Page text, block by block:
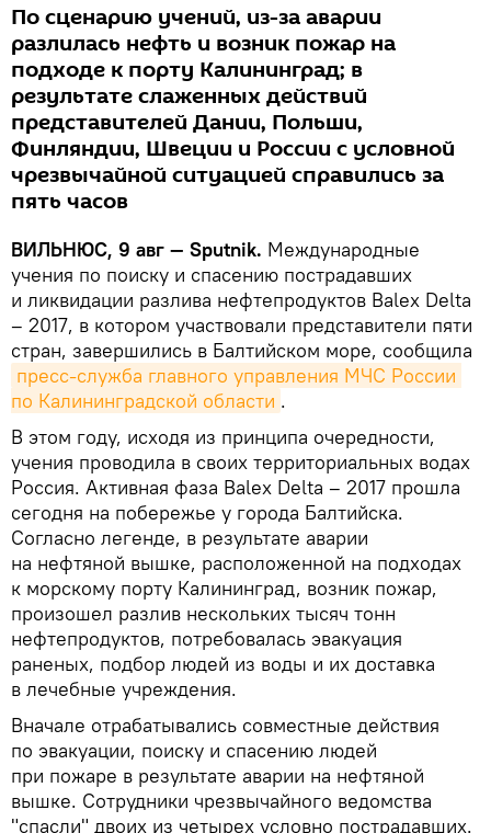
По сценарию учений, из-за аварии
разлилась нефть и возник пожар на
подходе к порту Калининград; в
результате слаженных действий
представителей Дании, Польши,
Финляндии, Швеции и России с условной
чрезвычайной ситуацией справились за
пять часов
ВИЛЬНЮС, 9 авг — Sputnik. Международные
учения по поиску и спасению пострадавших
и ликвидации разлива нефтепродуктов Balex Delta
– 2017, в котором участвовали представители пяти
стран, завершились в Балтийском море, сообщила
пресс-служба главного управления МЧС России
по Калининградской области .
В этом году, исходя из принципа очередности,
учения проводила в своих территориальных водах
Россия. Активная фаза Balex Delta – 2017 прошла
сегодня на побережье у города Балтийска.
Согласно легенде, в результате аварии
на нефтяной вышке, расположенной на подходах
к морскому порту Калининград, возник пожар,
произошел разлив нескольких тысяч тонн
нефтепродуктов, потребовалась эвакуация
раненых, подбор людей из воды и их доставка
в лечебные учреждения.
Вначале отрабатывались совместные действия
по эвакуации, поиску и спасению людей
при пожаре в результате аварии на нефтяной
вышке. Сотрудники чрезвычайного ведомства
"спасли" двоих из четырех условно пострадавших.